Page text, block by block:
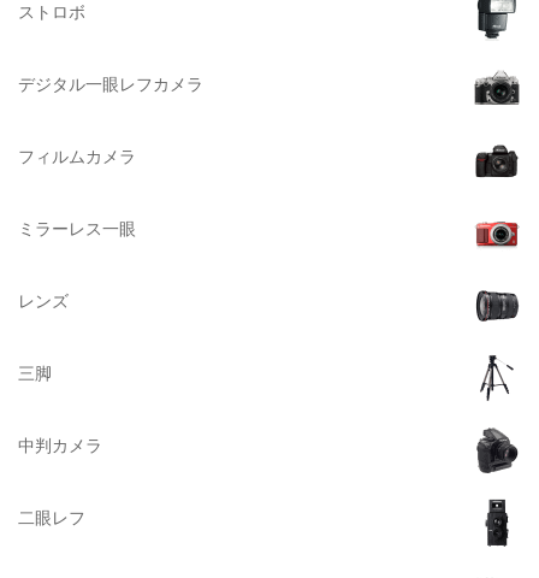
DELSEY（デルセー）
DEKO Elite（デコエリート）
Datacolor（データカラー）
A-POWER (エー・パワー)
ACQUAPAZZA（アクアパッツァ）
AGFA（アグフア）
ストロボ
デジタル一眼レフカメラ
フィルムカメラ
ミラーレス一眼
レンズ
三脚
中判カメラ
二眼レフ